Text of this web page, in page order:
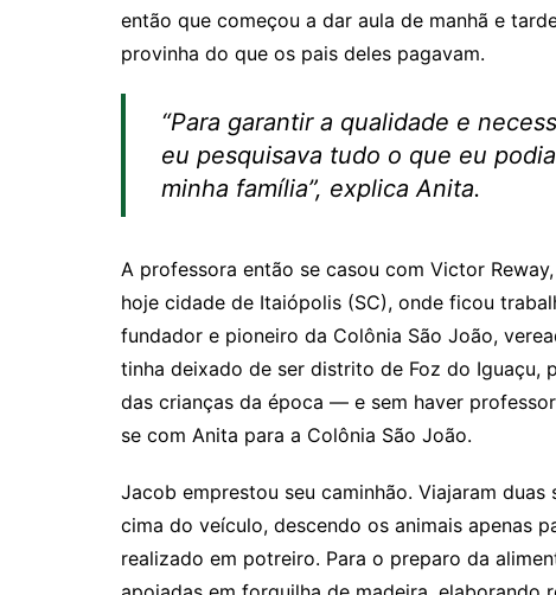
então que começou a dar aula de manhã e
provinha do que os pais deles pagavam.
“Para garantir a qualidade e
eu pesquisava tudo o que eu
minha família”, explica Anita.
A professora então se casou com Victor
hoje cidade de Itaiópolis (SC), onde ficou
fundador e pioneiro da Colônia São João,
tinha deixado de ser distrito de Foz do Iguaçu,
das crianças da época — e sem haver
se com Anita para a Colônia São João.
Jacob emprestou seu caminhão. Viajaram
cima do veículo, descendo os animais apenas
realizado em potreiro. Para o preparo da